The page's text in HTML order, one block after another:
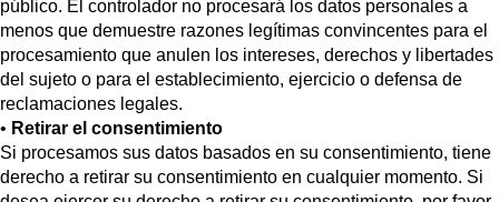
público. El controlador no procesará los datos personales a
menos que demuestre razones legítimas convincentes para el
procesamiento que anulen los intereses, derechos y libertades
del sujeto o para el establecimiento, ejercicio o defensa de
reclamaciones legales.
• Retirar el consentimiento
Si procesamos sus datos basados en su consentimiento, tiene
derecho a retirar su consentimiento en cualquier momento. Si